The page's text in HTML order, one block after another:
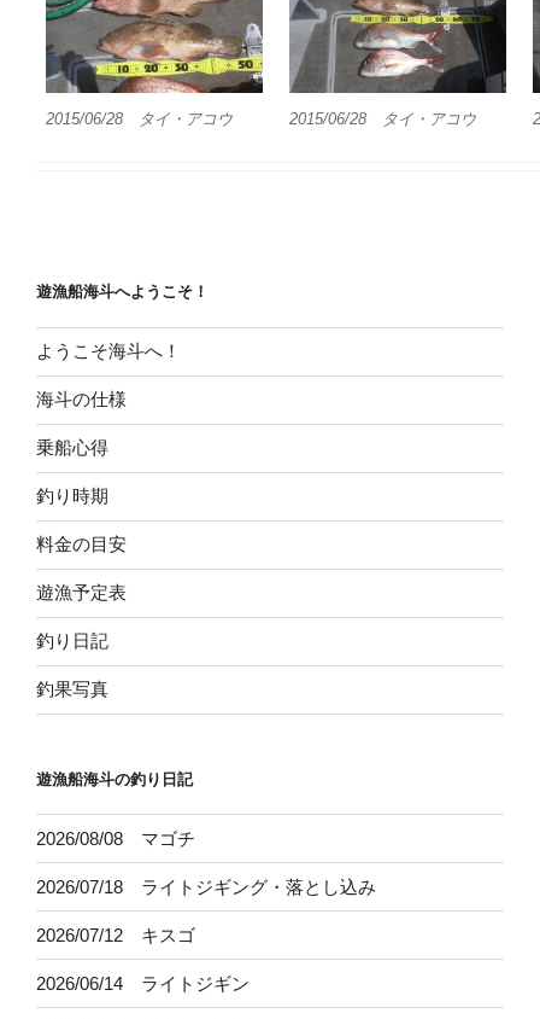
2015/06/28 タイ・アコウ 2015/06/28 タイ・アコウ
遊漁船海斗へようこそ！
ようこそ海斗へ！
海斗の仕様
乗船心得
釣り時期
料金の目安
遊漁予定表
釣り日記
釣果写真
遊漁船海斗の釣り日記
2026/08/08 マゴチ
2026/07/18 ライトジギング・落とし込み
2026/07/12 キスゴ
2026/06/14 ライトジギン